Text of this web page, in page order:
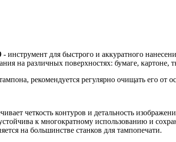
- инструмент для быстрого и аккуратного
на различных поверхностях: бумаге, картоне,
рекомендуется регулярно очищать его от
четкость контуров и детальность
к многократному использованию и
на большинстве станков для тампопечати.